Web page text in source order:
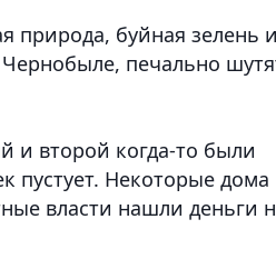
природа, буйная зелень и
печально
и второй когда-то были
пустует. Некоторые дома
власти нашли деньги